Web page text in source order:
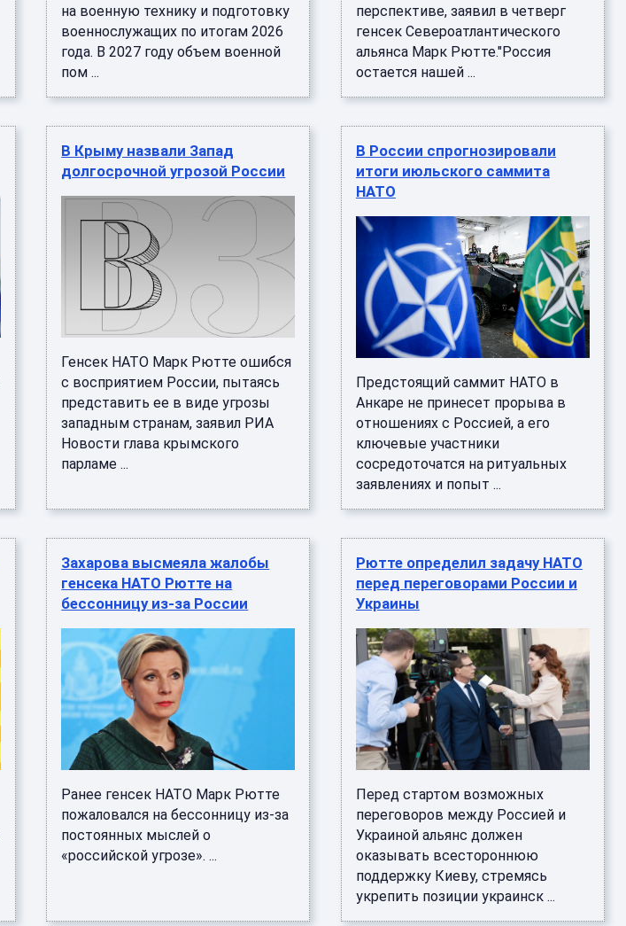
на военную технику и подготовку
военнослужащих по итогам 2026
года. В 2027 году объем военной
пом ...
перспективе, заявил в четверг
генсек Североатлантического
альянса Марк Рютте."Россия
остается нашей ...
В Крыму назвали Запад
долгосрочной угрозой России
Генсек НАТО Марк Рютте ошибся
с восприятием России, пытаясь
представить ее в виде угрозы
западным странам, заявил РИА
Новости глава крымского
парламе ...
В России спрогнозировали
итоги июльского саммита
НАТО
Предстоящий саммит НАТО в
Анкаре не принесет прорыва в
отношениях с Россией, а его
ключевые участники
сосредоточатся на ритуальных
заявлениях и попыт ...
Захарова высмеяла жалобы
генсека НАТО Рютте на
бессонницу из-за России
Ранее генсек НАТО Марк Рютте
пожаловался на бессонницу из-за
постоянных мыслей о
«российской угрозе». ...
Рютте определил задачу НАТО
перед переговорами России и
Украины
Перед стартом возможных
переговоров между Россией и
Украиной альянс должен
оказывать всестороннюю
поддержку Киеву, стремясь
укрепить позиции украинск ...